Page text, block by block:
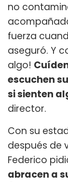
no
fuerza
aseguró. Y
algo!
escuchen
si sienten
director.
Con su
después de
Federico
abracen a